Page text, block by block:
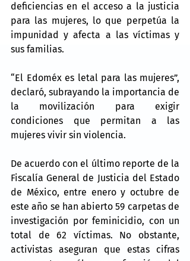
deficiencias en el acceso a la justicia
para las mujeres, lo que perpetúa la
impunidad y afecta a las víctimas y
sus familias.
“El Edoméx es letal para las mujeres”,
declaró, subrayando la importancia de
la movilización para exigir
condiciones que permitan a las
mujeres vivir sin violencia.
De acuerdo con el último reporte de la
Fiscalía General de Justicia del Estado
de México, entre enero y octubre de
este año se han abierto 59 carpetas de
investigación por feminicidio, con un
total de 62 víctimas. No obstante,
activistas aseguran que estas cifras